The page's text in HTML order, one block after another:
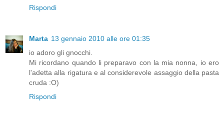
Rispondi
Marta 13 gennaio 2010 alle ore 01:35
io adoro gli gnocchi.
Mi ricordano quando li preparavo con la mia nonna, io ero
l'adetta alla rigatura e al considerevole assaggio della pasta
cruda :O)
Rispondi